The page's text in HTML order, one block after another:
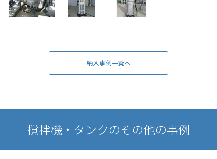
納入事例一覧へ
撹拌機・タンクのその他の事例